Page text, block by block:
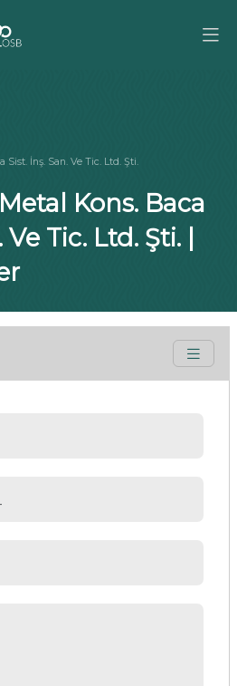
İnş. San. Ve Tic. Ltd. Şti.
Kons. Baca
Tic. Ltd. Şti. |